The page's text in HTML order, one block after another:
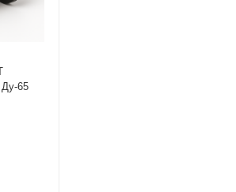
65